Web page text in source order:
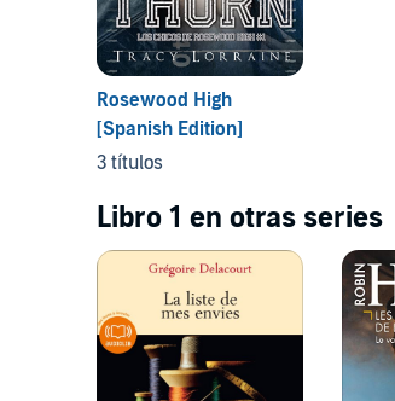
Rosewood High
[Spanish Edition]
3 títulos
Libro 1 en otras series